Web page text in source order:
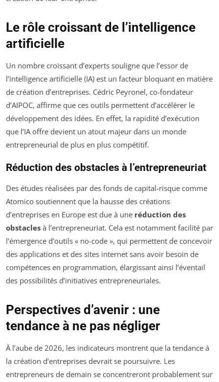
Le rôle croissant de l’intelligence
artificielle
Un nombre croissant d’experts souligne que l’essor de
l’intelligence artificielle (IA) est un facteur bloquant en matière
de création d’entreprises. Cédric Peyronel, co-fondateur
d’AIPOC, affirme que ces outils permettent d’accélérer le
développement des idées. En effet, la rapidité d’exécution
que l’IA offre devient un atout majeur dans un monde
entrepreneurial de plus en plus compétitif.
Réduction des obstacles à l’entrepreneuriat
Des études réalisées par des fonds de capital-risque comme
Atomico soutiennent que la hausse des créations
d’entreprises en Europe est due à une réduction des
obstacles à l’entrepreneuriat. Cela est notamment facilité par
l’émergence d’outils « no-code », qui permettent de concevoir
des applications et des sites internet sans avoir besoin de
compétences en programmation, élargissant ainsi l’éventail
des possibilités d’initiatives entrepreneuriales.
Perspectives d’avenir : une
tendance à ne pas négliger
À l’aube de 2026, les indicateurs montrent que la tendance à
la création d’entreprises devrait se poursuivre. Les
entrepreneurs de demain se concentreront probablement sur